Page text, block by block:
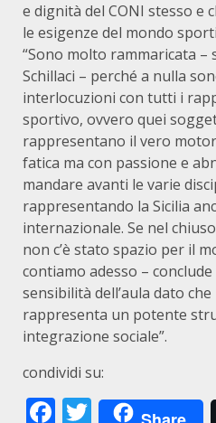
e dignità del CONI stesso e
le esigenze del mondo
“Sono molto rammaricata –
Schillaci – perché a nulla
interlocuzioni con tutti i
sportivo, ovvero quei
rappresentano il vero
fatica ma con passione e
mandare avanti le varie
rappresentando la Sicilia
internazionale. Se nel
non c’è stato spazio per il
contiamo adesso – conclude
sensibilità dell’aula dato
rappresenta un potente
integrazione sociale”.
condividi su:
Facebook
Twitter